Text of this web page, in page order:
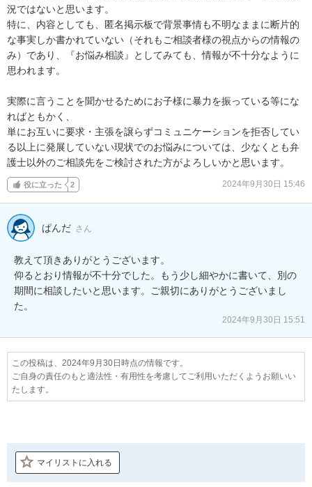
況ではないと思います。
特に、内容としても、匿名掲示板で背景事情も不明なままに断片的
な事実しか書かれていない（それもご相談者様の視点からの情報の
み）であり、『お悩み相談』としてみても、情報が不十分なように
思われます。
実際に言うことを聞かせるためにお子様に暴力を振っている等にな
ればともかく、
単にお互いに要求・主張を譲らずコミュニケーションを拒否してい
る以上に発展していない現状でのお悩みについては、少なくとも弁
護士以外のご相談先をご検討された方がよろしいかと思います。
役に立った 2 2024年9月30日 15:46
ぱんだ さん
教えて頂きありがとうございます。
仰るとおり情報が不十分でした。もう少し細やかに書いて、別の
期間に相談したいと思います。ご親切にありがとうございまし
た。
2024年9月30日 15:51
この投稿は、2024年9月30日時点の情報です。
ご自身の責任のもと適法性・有用性を考慮してご利用いただくようお願いい
たします。
マイリストに入れる